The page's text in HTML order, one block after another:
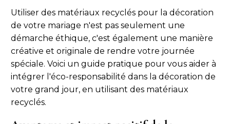
Utiliser des matériaux recyclés pour la décoration
de votre mariage n'est pas seulement une
démarche éthique, c'est également une manière
créative et originale de rendre votre journée
spéciale. Voici un guide pratique pour vous aider à
intégrer l'éco-responsabilité dans la décoration de
votre grand jour, en utilisant des matériaux
recyclés.